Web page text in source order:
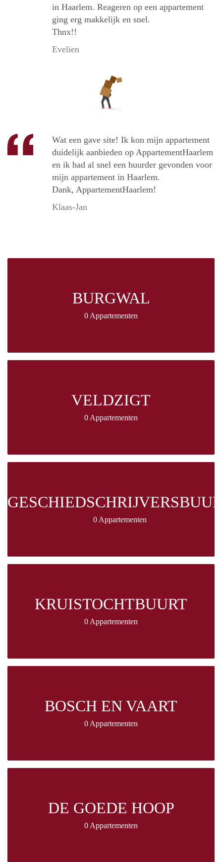
in Haarlem. Reageren op een appartement
ging erg makkelijk en snel.
Thnx!!
Evelien
Wat een gave site! Ik kon mijn appartement
duidelijk aanbieden op AppartementHaarlem
en ik had al snel een huurder gevonden voor
mijn appartement in Haarlem.
Dank, AppartementHaarlem!
Klaas-Jan
BURGWAL
0 Appartementen
VELDZIGT
0 Appartementen
0 Appartementen
KRUISTOCHTBUURT
0 Appartementen
BOSCH EN VAART
0 Appartementen
DE GOEDE HOOP
0 Appartementen